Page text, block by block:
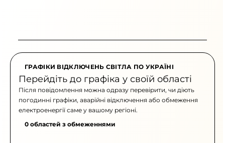
ГРАФІКИ ВІДКЛЮЧЕНЬ СВІТЛА ПО УКРАЇНІ
Перейдіть до графіка у своїй області
Після повідомлення можна одразу перевірити, чи діють
погодинні графіки, аварійні відключення або обмеження
електроенергії саме у вашому регіоні.
0 областей з обмеженнями